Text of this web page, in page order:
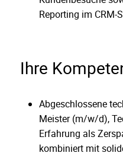
Reporting im CRM-
Ihre
Abgeschlossene
Meister (m/w/d),
Erfahrung als
kombiniert mit